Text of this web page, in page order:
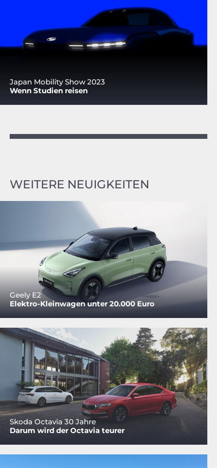
Japan Mobility Show 2023
Wenn Studien reisen
WEITERE NEUIGKEITEN
Geely E2
Elektro-Kleinwagen unter 20.000 Euro
Skoda Octavia 30 Jahre
Darum wird der Octavia teurer